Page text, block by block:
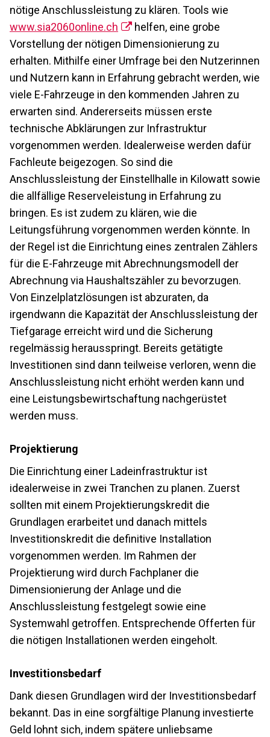
nötige Anschlussleistung zu klären. Tools wie
www.sia2060online.ch
helfen, eine grobe
Vorstellung der nötigen Dimensionierung zu
erhalten. Mithilfe einer Umfrage bei den Nutzerinnen
und Nutzern kann in Erfahrung gebracht werden, wie
viele E-Fahrzeuge in den kommenden Jahren zu
erwarten sind. Andererseits müssen erste
technische Abklärungen zur Infrastruktur
vorgenommen werden. Idealerweise werden dafür
Fachleute beigezogen. So sind die
Anschlussleistung der Einstellhalle in Kilowatt sowie
die allfällige Reserveleistung in Erfahrung zu
bringen. Es ist zudem zu klären, wie die
Leitungsführung vorgenommen werden könnte. In
der Regel ist die Einrichtung eines zentralen Zählers
für die E-Fahrzeuge mit Abrechnungsmodell der
Abrechnung via Haushaltszähler zu bevorzugen.
Von Einzelplatzlösungen ist abzuraten, da
irgendwann die Kapazität der Anschlussleistung der
Tiefgarage erreicht wird und die Sicherung
regelmässig herausspringt. Bereits getätigte
Investitionen sind dann teilweise verloren, wenn die
Anschlussleistung nicht erhöht werden kann und
eine Leistungsbewirtschaftung nachgerüstet
werden muss.
Projektierung
Die Einrichtung einer Ladeinfrastruktur ist
idealerweise in zwei Tranchen zu planen. Zuerst
sollten mit einem Projektierungskredit die
Grundlagen erarbeitet und danach mittels
Investitionskredit die definitive Installation
vorgenommen werden. Im Rahmen der
Projektierung wird durch Fachplaner die
Dimensionierung der Anlage und die
Anschlussleistung festgelegt sowie eine
Systemwahl getroffen. Entsprechende Offerten für
die nötigen Installationen werden eingeholt.
Investitionsbedarf
Dank diesen Grundlagen wird der Investitionsbedarf
bekannt. Das in eine sorgfältige Planung investierte
Geld lohnt sich, indem spätere unliebsame